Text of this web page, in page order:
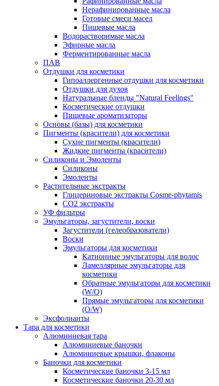
Нерафинированные масла
Готовые смеси масел
Пищевые масла
Водорастворимые масла
Эфирные масла
Ферментированные масла
ПАВ
Отдушки для косметики
Гипоаллергенные отдушки для косметики
Отдушки для духов
Натуральные бленды "Natural Feelings"
Косметические отдушки
Пищевые ароматизаторы
Основы (базы) для косметики
Пигменты (красители) для косметики
Сухие пигменты (красители)
Жидкие пигменты (красители)
Силиконы и Эмоленты
Силиконы
Эмоленты
Растительные экстракты
Глицериновые экстракты Cosme-phytamis
СО2 экстракты
УФ фильтры
Эмульгаторы, загустители, воски
Загустители (гелеобразователи)
Воски
Эмульгаторы для косметики
Катионные эмульгаторы для волос
Ламеллярные эмульгаторы для
косметики
Обратные эмульгаторы для косметики
(W/O)
Прямые эмульгаторы для косметики
(O/W)
Эксфолианты
Тара для косметики
Алюминиевая тара
Алюминиевые баночки
Алюминиевые крышки, флаконы
Баночки для косметики
Косметические баночки 3-15 мл
Косметические баночки 20-30 мл